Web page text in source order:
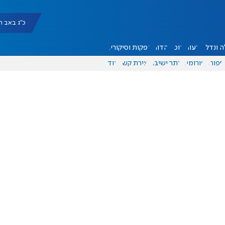
כ"ג באב תשפ"ו
ונדל"ן דעות אוכל יהדות הפקות וסיקורים
ספורט פורומים אתר ישיבה יצירת קשר עוד